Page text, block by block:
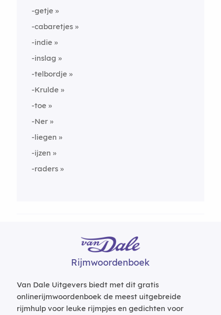
-getje
-cabaretjes
-indie
-inslag
-telbordje
-Krulde
-toe
-Ner
-liegen
-ijzen
-raders
Rijmwoordenboek
Van Dale Uitgevers biedt met dit gratis
onlinerijmwoordenboek de meest uitgebreide
rijmhulp voor leuke rijmpjes en gedichten voor